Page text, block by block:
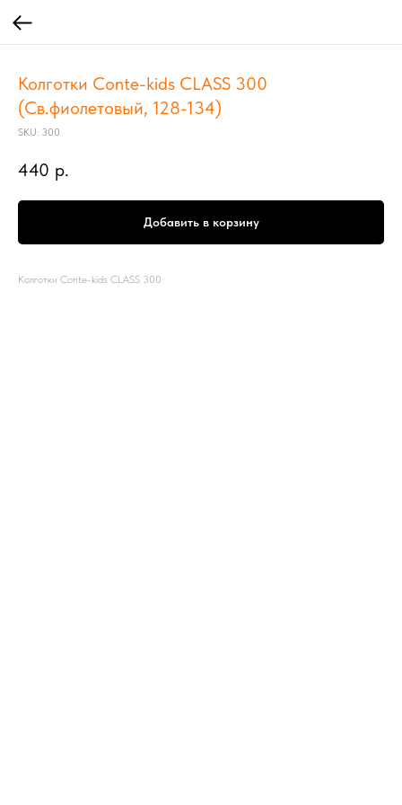
Колготки Conte-kids CLASS 300
(Св.фиолетовый, 128-134)
SKU: 300
440 р.
Добавить в корзину
Колготки Conte-kids CLASS 300